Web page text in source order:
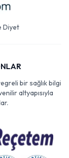
Diyet
bir sağlık bilgi
altyapısıyla